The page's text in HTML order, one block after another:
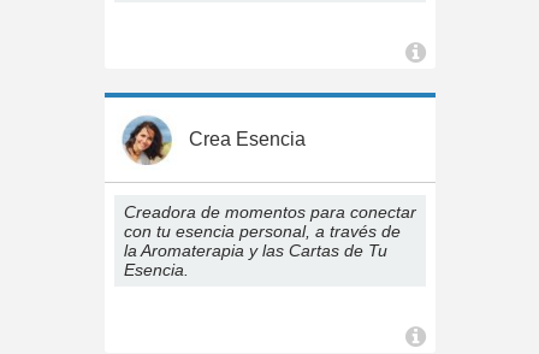
Crea Esencia
Creadora de momentos para conectar
con tu esencia personal, a través de
la Aromaterapia y las Cartas de Tu
Esencia.